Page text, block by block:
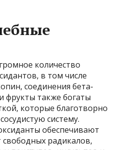
количество
в том числе
соединения бета-
фрукты также богаты
которые благотворно
систему.
обеспечивают
радикалов,